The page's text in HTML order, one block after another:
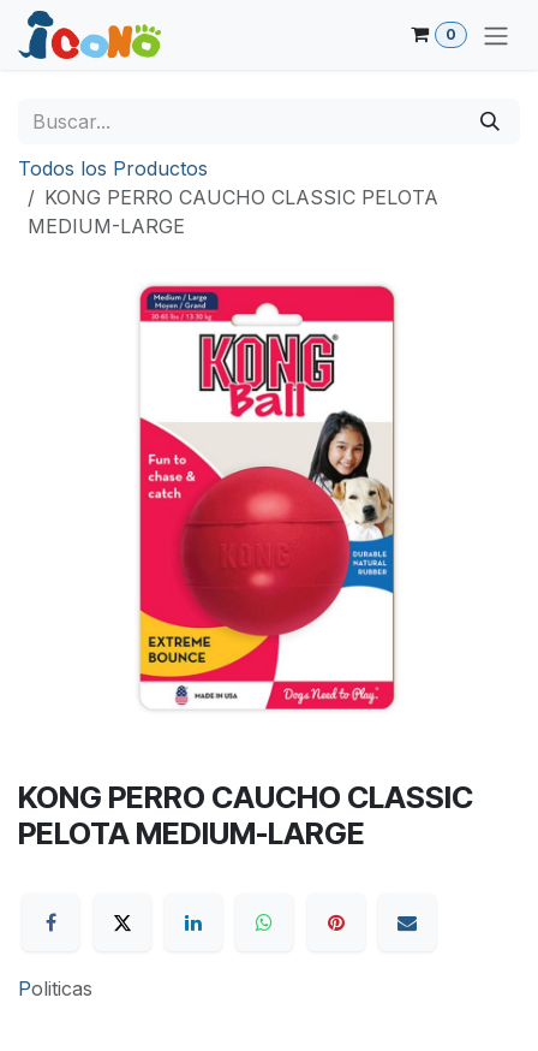
Ir al contenido
0
Todos los Productos
KONG PERRO CAUCHO CLASSIC PELOTA
MEDIUM-LARGE
KONG PERRO CAUCHO CLASSIC
PELOTA MEDIUM-LARGE
Politicas